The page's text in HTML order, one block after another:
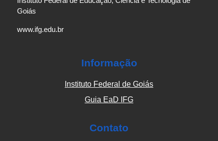
Goiás
www.ifg.edu.br
Informação
Instituto Federal de Goiás
Guia EaD IFG
Contato